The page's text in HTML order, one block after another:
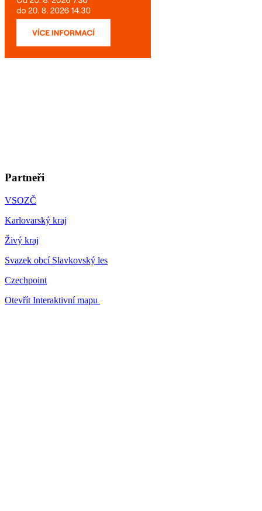
Partneři
VSOZČ
Karlovarský kraj
Živý kraj
Svazek obcí Slavkovský les
Czechpoint
Otevřít Interaktivní mapu